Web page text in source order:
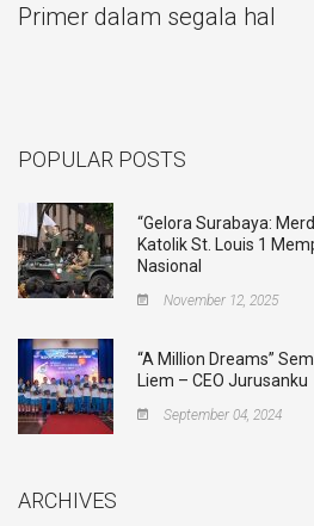
Primer dalam segala hal
POPULAR POSTS
“Gelora Surabaya:
Katolik St. Louis 1
Nasional
November 12, 2025
“A Million Dreams”
Liem – CEO Jurusanku
September 04, 2024
ARCHIVES